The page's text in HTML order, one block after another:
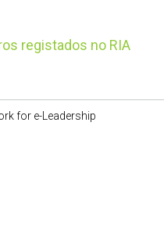
registados no RIA
for e-Leadership